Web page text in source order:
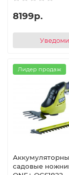
8199р.
Лидер продаж
садовые